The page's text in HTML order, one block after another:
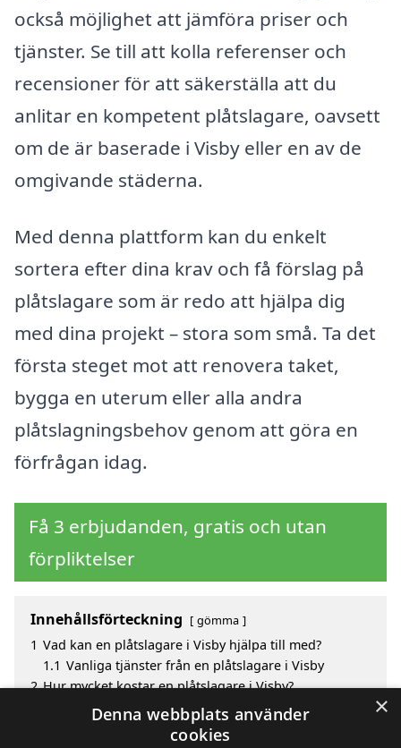
också möjlighet att jämföra priser och
tjänster. Se till att kolla referenser och
recensioner för att säkerställa att du
anlitar en kompetent plåtslagare, oavsett
om de är baserade i Visby eller en av de
omgivande städerna.
Med denna plattform kan du enkelt
sortera efter dina krav och få förslag på
plåtslagare som är redo att hjälpa dig
med dina projekt – stora som små. Ta det
första steget mot att renovera taket,
bygga en uterum eller alla andra
plåtslagningsbehov genom att göra en
förfrågan idag.
Få 3 erbjudanden, gratis och utan
förpliktelser
Innehållsförteckning gömma
1 Vad kan en plåtslagare i Visby hjälpa till med?
1.1 Vanliga tjänster från en plåtslagare i Visby
2 Hur mycket kostar en plåtslagare i Visby?
Fördelar med att välja plåtslagare i Visby
Sök efter en skicklig plåtslagare i de omgivande
×
Denna webbplats använder
cookies